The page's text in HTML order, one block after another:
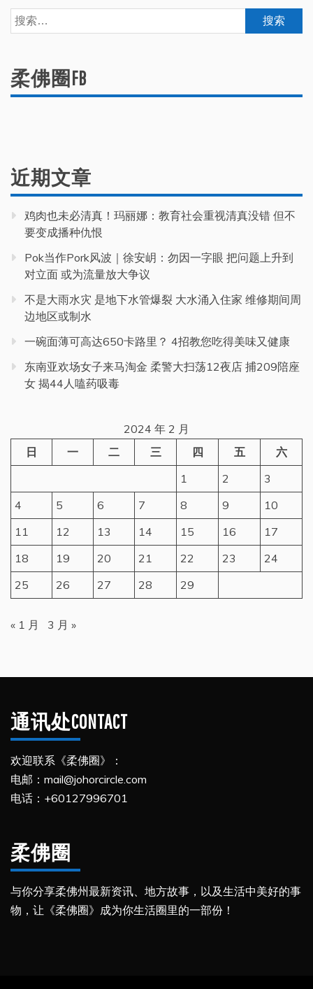
搜
索：
柔佛圈FB
近期文章
鸡肉也未必清真！玛丽娜：教育社会重视清真没错 但不
要变成播种仇恨
Pok当作Pork风波｜徐安岄：勿因一字眼 把问题上升到
对立面 或为流量放大争议
不是大雨水灾 是地下水管爆裂 大水涌入住家 维修期间周
边地区或制水
一碗面薄可高达650卡路里？ 4招教您吃得美味又健康
东南亚欢场女子来马淘金 柔警大扫荡12夜店 捕209陪座
女 揭44人嗑药吸毒
2024 年 2 月
日
一 二 三 四 五
六
1
2
3
4
5 6 7 8 9
10
11
12 13 14 15 16
17
18
19 20 21 22 23
24
25
26 27 28 29
« 1 月 3 月 »
通讯处CONTACT
欢迎联系《柔佛圈》：
电邮：mail@johorcircle.com
电话：+60127996701
柔佛圈
与你分享柔佛州最新资讯、地方故事，以及生活中美好的事
物，让《柔佛圈》成为你生活圈里的一部份！